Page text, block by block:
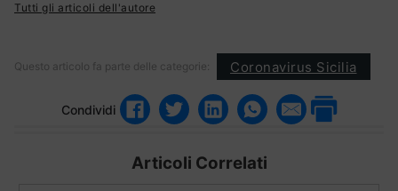
Tutti gli articoli dell'autore
Questo articolo fa parte delle categorie: Coronavirus Sicilia
Condividi
Articoli Correlati